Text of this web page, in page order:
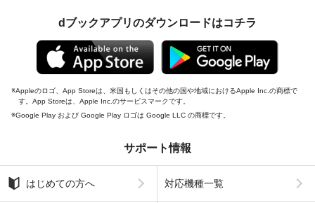
dブックアプリのダウンロードはコチラ
Appleのロゴ、App Storeは、米国もしくはその他の国や地域におけるApple Inc.の商標で
す。App Storeは、Apple Inc.のサービスマークです。
Google Play および Google Play ロゴは Google LLC の商標です。
サポート情報
はじめての方へ 対応機種一覧